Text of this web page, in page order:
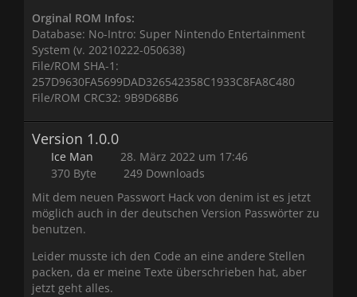
Orginal ROM Infos:
Database: No-Intro: Super Nintendo Entertainment
System (v. 20210222-050638)
File/ROM SHA-1:
257D9630FA5699DAD326542358C1933C8FA8C480
File/ROM CRC32: 9B9D68B6
Version 1.0.0
Ice Man
28. März 2022 um 17:46
370 Byte
249 Downloads
Mit dem neuen Passwort Hack von denim ist es jetzt
möglich auch in der deutschen Version Passwörter zu
benutzen.
Leider musste ich den Code an eine andere Stellen
packen, da er meine Texte überschrieben hat, aber
jetzt geht alles.